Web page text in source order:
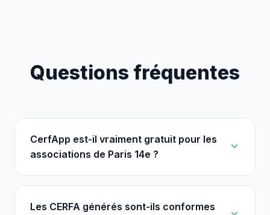
Questions fréquentes
CerfApp est-il vraiment gratuit pour les
associations de Paris 14e ?
Les CERFA générés sont-ils conformes